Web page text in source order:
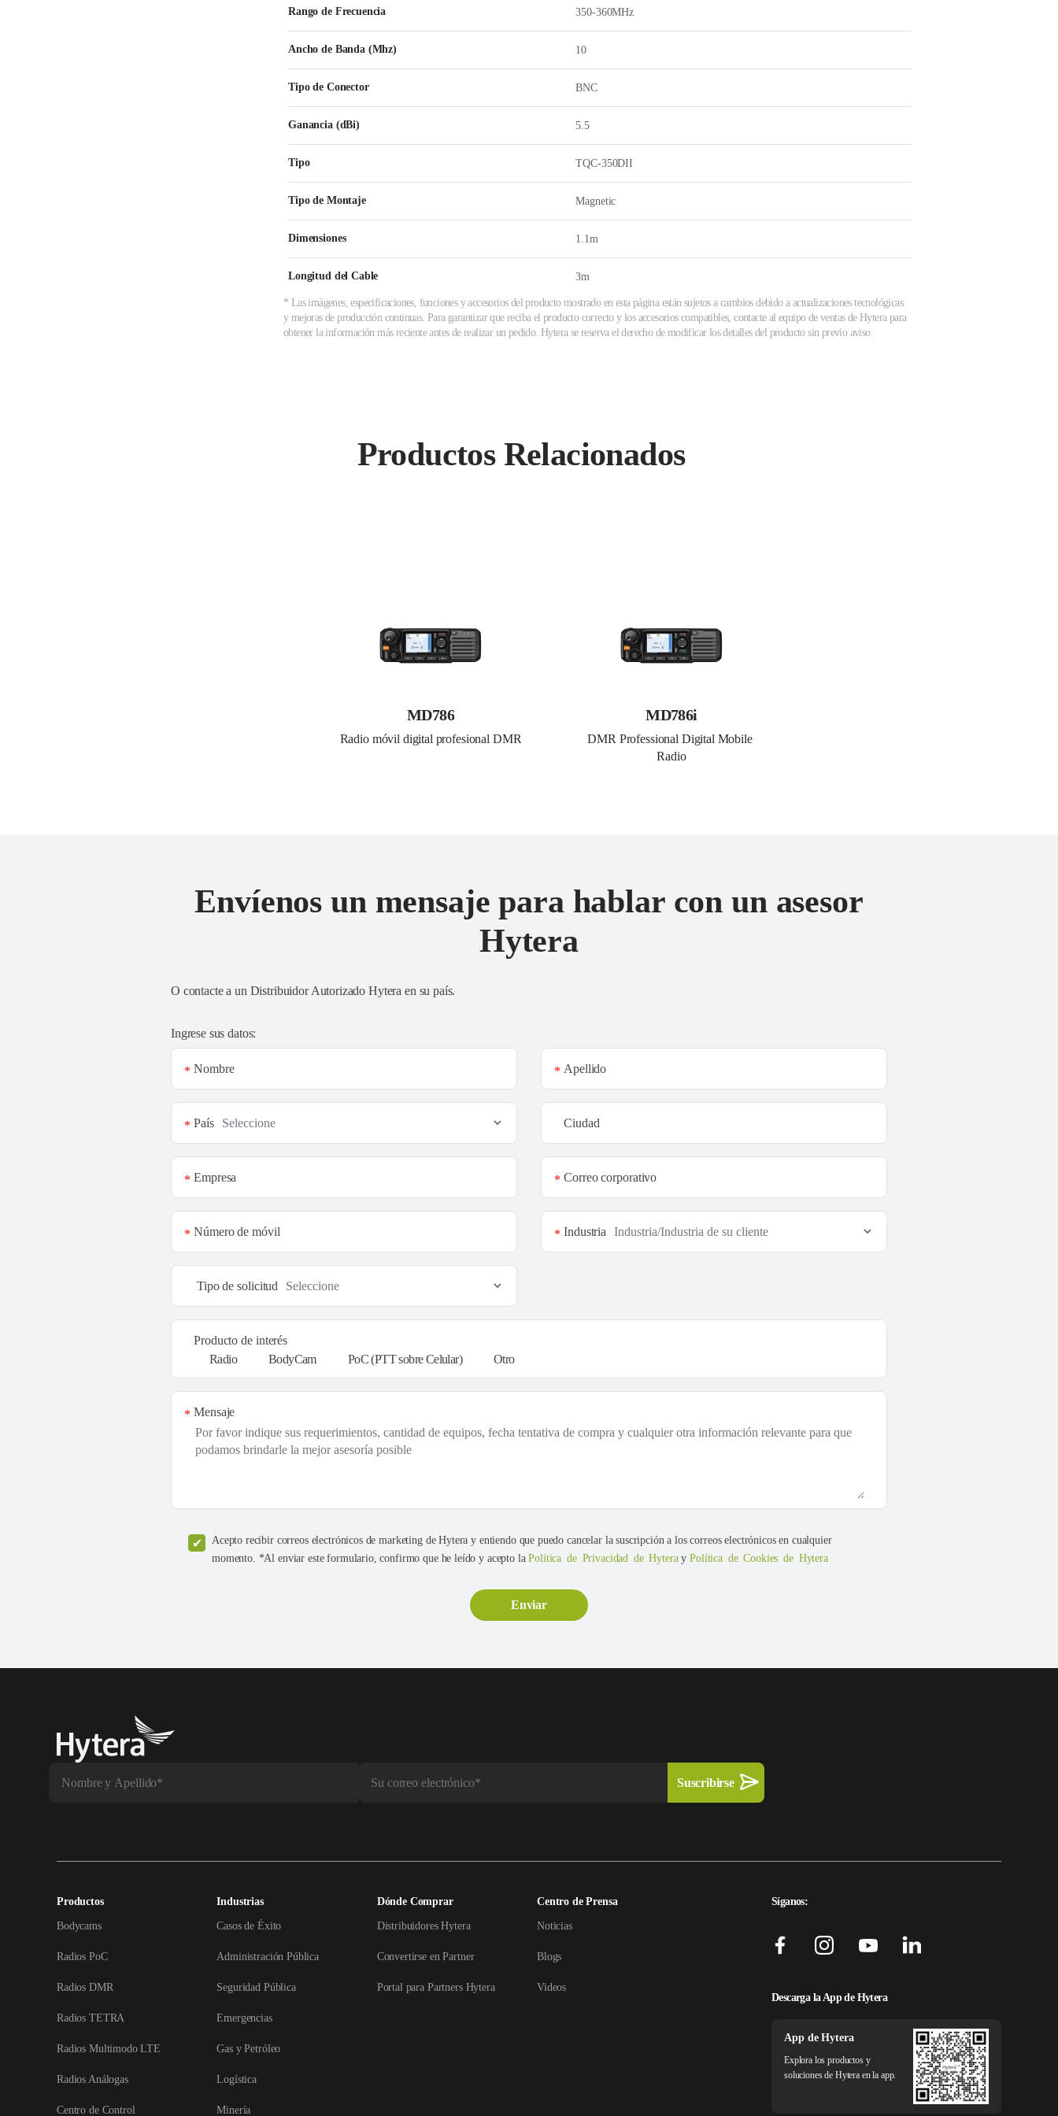
Rango de Frecuencia 350-360MHz
Ancho de Banda (Mhz) 10
Tipo de Conector BNC
Ganancia (dBi) 5.5
Tipo TQC-350DII
Tipo de Montaje Magnetic
Dimensiones 1.1m
Longitud del Cable 3m
* Las imágenes, especificaciones, funciones y accesorios del producto mostrado en esta página están sujetos a cambios debido a actualizaciones tecnológicas
y mejoras de producción continuas. Para garantizar que reciba el producto correcto y los accesorios compatibles, contacte al equipo de ventas de Hytera para
obtener la información más reciente antes de realizar un pedido. Hytera se reserva el derecho de modificar los detalles del producto sin previo aviso.
Productos Relacionados
MD786
Radio móvil digital profesional DMR
MD786i
DMR Professional Digital Mobile
Radio
Envíenos un mensaje para hablar con un asesor
Hytera
O contacte a un Distribuidor Autorizado Hytera en su país.
Ingrese sus datos:
Nombre
* Apellido
*
País
* Ciudad
Empresa
* Correo corporativo
*
Número de móvil
* Industria
*
Tipo de solicitud
Producto de interés
Radio
BodyCam PoC (PTT sobre Celular) Otro
Mensaje
*
Acepto recibir correos electrónicos de marketing de Hytera y entiendo que puedo cancelar la suscripción a los correos electrónicos en cualquier
momento. *Al enviar este formulario, confirmo que he leído y acepto laPolítica de Privacidad de HyterayPolítica de Cookies de Hytera
Productos
Bodycams
Radios PoC
Radios DMR
Radios TETRA
Radios Multimodo LTE
Radios Análogas
Centro de Control
Industrias
Casos de Éxito
Administración Pública
Seguridad Pública
Emergencias
Gas y Petróleo
Logística
Minería
Dónde Comprar
Distribuidores Hytera
Convertirse en Partner
Portal para Partners Hytera
Centro de Prensa
Noticias
Blogs
Videos
Síganos:
Descarga la App de Hytera
App de Hytera
Explora los productos y
soluciones de Hytera en la app.